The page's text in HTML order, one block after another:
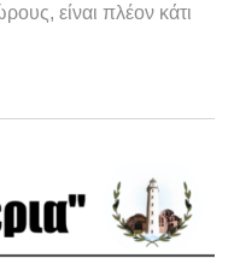
είναι πλέον κάτι